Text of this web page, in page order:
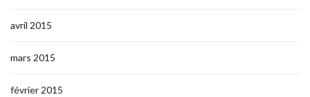
avril 2015
mars 2015
février 2015